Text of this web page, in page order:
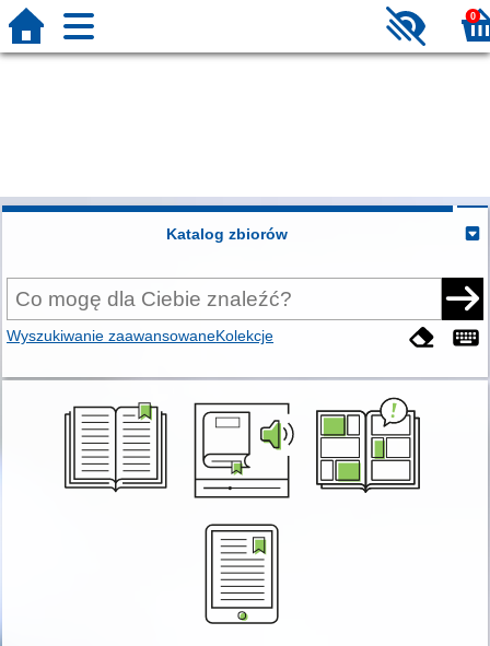
0
Katalog zbiorów
Wyszukiwanie zaawansowaneKolekcje